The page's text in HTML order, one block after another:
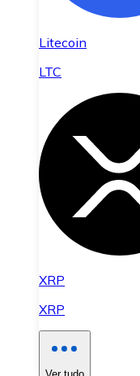
Litecoin
LTC
XRP
XRP